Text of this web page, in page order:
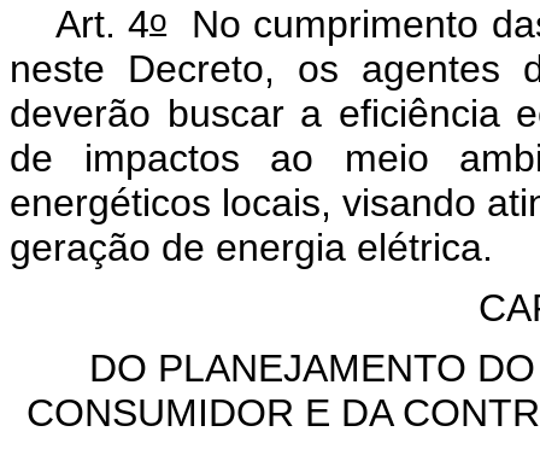
Art. 4oNo cumprimento
neste Decreto, os agentes
deverão buscar a eficiência
de impactos ao meio
energéticos locais, visando
geração de energia elétrica.
DO PLANEJAMENTO
CONSUMIDOR E DA